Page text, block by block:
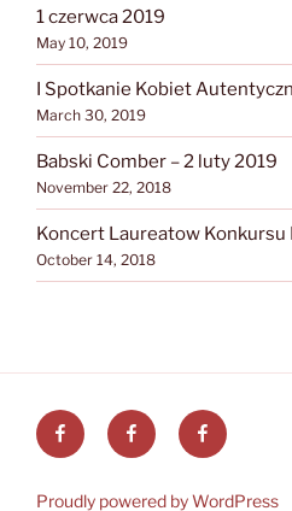
1 czerwca 2019
May 10, 2019
I Spotkanie Kobiet
March 30, 2019
Babski Comber – 2 luty 2019
November 22, 2018
Koncert Laureatow
October 14, 2018
Facebook
Ogniwo
Facebook
ZG
Facebook
Aktywne
Proudly powered by WordPress